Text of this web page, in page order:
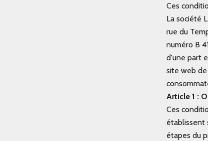
Ces
La société
rue du
numéro B
d'une part
site web de
Article 1 :
Ces
établissent
étapes du